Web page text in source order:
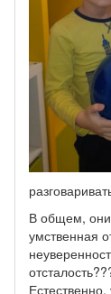
В общем, они
умственная